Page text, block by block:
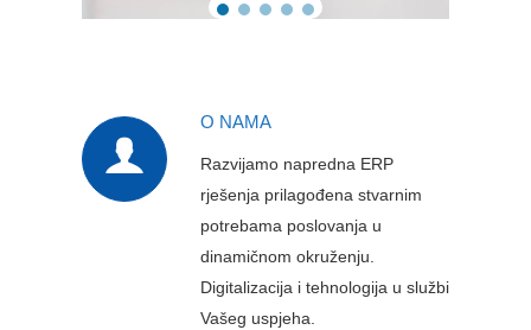
O NAMA
Razvijamo napredna ERP
rješenja prilagođena stvarnim
potrebama poslovanja u
dinamičnom okruženju.
Digitalizacija i tehnologija u službi
Vašeg uspjeha.